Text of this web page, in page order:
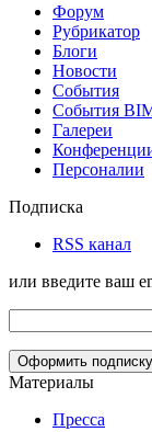
Форум
Рубрикатор
Блоги
Новости
События
События
Галереи
Персоналии
Подписка
RSS канал
или введите ваш
Материалы
Пресса